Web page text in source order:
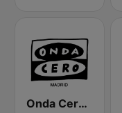
Onda Cero Madrid